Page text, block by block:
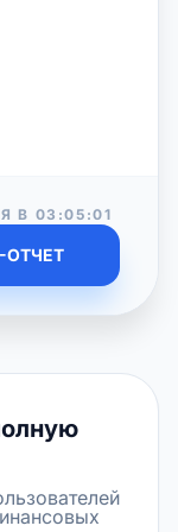
В 03:05:01
ОТЧЕТ